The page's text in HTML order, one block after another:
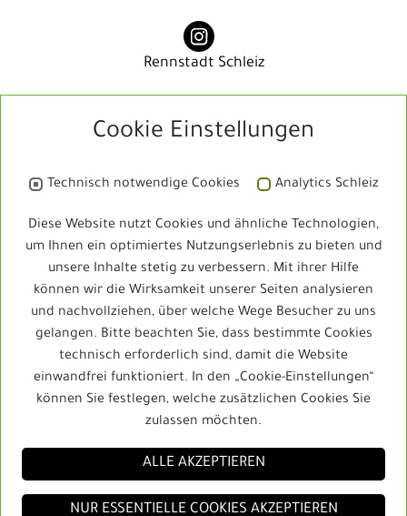
Rennstadt Schleiz
Rennstadt Schleiz
Schleizer Dreieck Jedermann
Schleizer Dreieck Jedermann
Cookie Einstellungen
Technisch notwendige Cookies Analytics Schleiz
Diese Website nutzt Cookies und ähnliche Technologien,
um Ihnen ein optimiertes Nutzungserlebnis zu bieten und
unsere Inhalte stetig zu verbessern. Mit ihrer Hilfe
können wir die Wirksamkeit unserer Seiten analysieren
und nachvollziehen, über welche Wege Besucher zu uns
gelangen. Bitte beachten Sie, dass bestimmte Cookies
technisch erforderlich sind, damit die Website
einwandfrei funktioniert. In den „Cookie-Einstellungen“
können Sie festlegen, welche zusätzlichen Cookies Sie
zulassen möchten.
ALLE AKZEPTIEREN
NUR ESSENTIELLE COOKIES AKZEPTIEREN